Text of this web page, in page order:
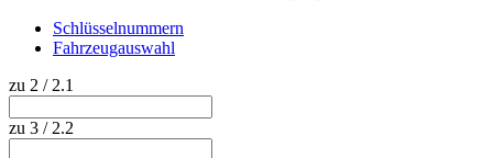
Schlüsselnummern
Fahrzeugauswahl
zu 2 / 2.1
zu 3 / 2.2